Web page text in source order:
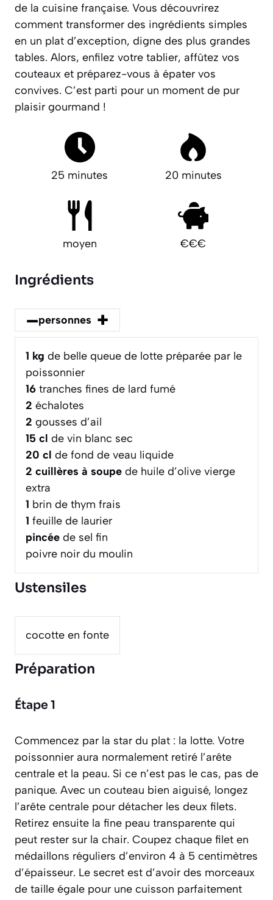
de la cuisine française. Vous découvrirez
comment transformer des ingrédients simples
en un plat d’exception, digne des plus grandes
tables. Alors, enfilez votre tablier, affûtez vos
couteaux et préparez-vous à épater vos
convives. C’est parti pour un moment de pur
plaisir gourmand !
25 minutes 20 minutes
moyen €€€
Ingrédients
–personnes +
1 kg de belle queue de lotte préparée par le
poissonnier
16 tranches fines de lard fumé
2 échalotes
2 gousses d’ail
15 cl de vin blanc sec
20 cl de fond de veau liquide
2 cuillères à soupe de huile d’olive vierge
extra
1 brin de thym frais
1 feuille de laurier
pincée de sel fin
poivre noir du moulin
Ustensiles
cocotte en fonte
Préparation
Étape 1
Commencez par la star du plat : la lotte. Votre
poissonnier aura normalement retiré l’arête
centrale et la peau. Si ce n’est pas le cas, pas de
panique. Avec un couteau bien aiguisé, longez
l’arête centrale pour détacher les deux filets.
Retirez ensuite la fine peau transparente qui
peut rester sur la chair. Coupez chaque filet en
médaillons réguliers d’environ 4 à 5 centimètres
d’épaisseur. Le secret est d’avoir des morceaux
de taille égale pour une cuisson parfaitement